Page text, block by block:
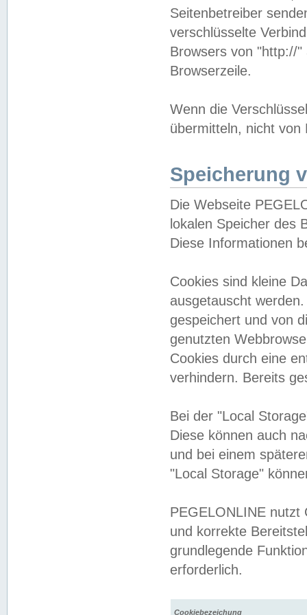
Seitenbetreiber
verschlüsselte
Browsers von "http://
Browserzeile.
Wenn die
übermitteln, nicht von
Speicherung
Die Webseite
lokalen Speicher des
Diese Informationen
Cookies sind kleine
ausgetauscht
gespeichert und von
genutzten
Cookies durch eine
verhindern. Bereits
Bei der "Local
Diese können auch
und bei einem
"Local Storage"
PEGELONLINE nutzt
und korrekte
grundlegende
erforderlich.
Cookiebezeichung